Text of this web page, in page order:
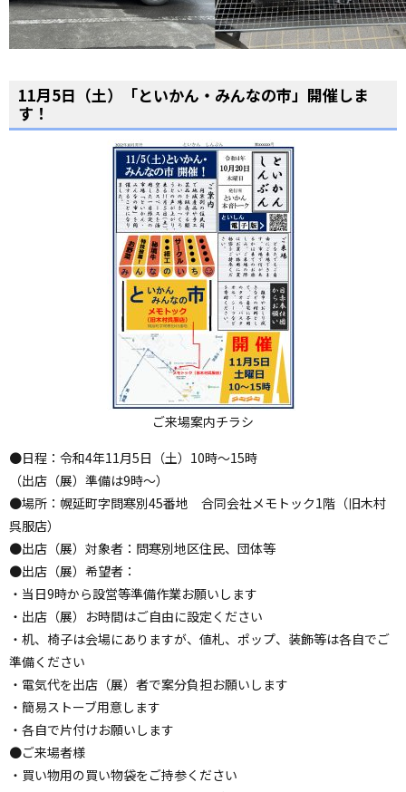
11月5日（土）「といかん・みんなの市」開催しま
す！
ご来場案内チラシ
●日程：令和4年11月5日（土）10時～15時
（出店（展）準備は9時～）
●場所：幌延町字問寒別45番地 合同会社メモトック1階（旧木村
呉服店）
●出店（展）対象者：問寒別地区住民、団体等
●出店（展）希望者：
・当日9時から設営等準備作業お願いします
・出店（展）お時間はご自由に設定ください
・机、椅子は会場にありますが、値札、ポップ、装飾等は各自でご
準備ください
・電気代を出店（展）者で案分負担お願いします
・簡易ストーブ用意します
・各自で片付けお願いします
●ご来場者様
・買い物用の買い物袋をご持参ください